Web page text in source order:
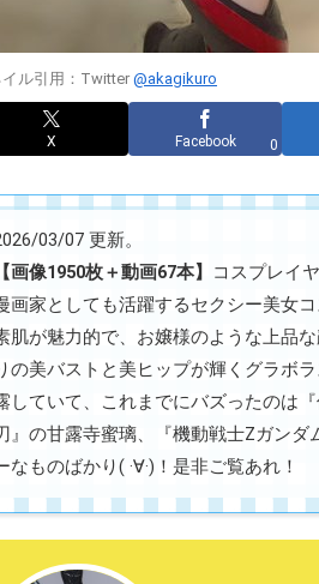
ル引用：Twitter @akagikuro
X Facebook 0
03/07 更新。
【画像1950枚＋動画67本】
コスプレイ
画家としても活躍するセクシー美女
肌が魅力的で、お嬢様のような上品
の美バストと美ヒップが輝くグラボ
していて、これまでにバズったのは
』の甘露寺蜜璃、『機動戦士Zガン
なものばかり( ·∀·)！是非ご覧あれ！